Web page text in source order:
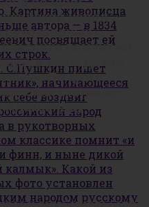
Картина живописца
автора — в 1834
посвящает ей
строк.
А. С.Пушкин пишет
начинающееся
себе воздвиг
народ
в рукотворных
классике помнит «и
финн, и ныне дикой
калмык». Какой из
фото установлен
народом русскому
народ
рукотворных
помнит «и
и ныне дикой
По фото
столицах
Александру
и заработаете балл,